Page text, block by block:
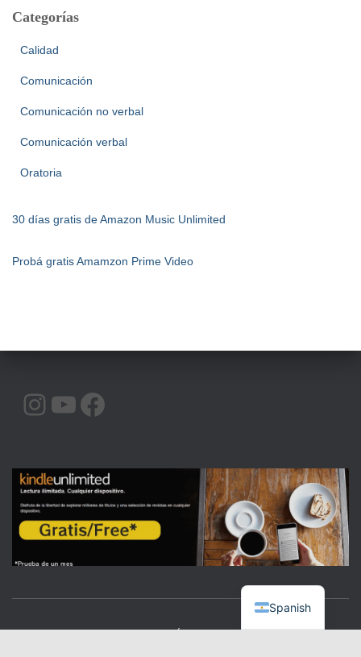
Categorías
Calidad
Comunicación
Comunicación no verbal
Comunicación verbal
Oratoria
30 días gratis de Amazon Music Unlimited
Probá gratis Amamzon Prime Video
INSTAGRAM YOUTUBE
Spanish